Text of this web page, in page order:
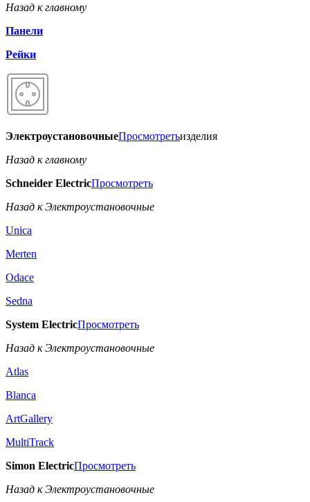
Назад к главному
Панели
Рейки
ЭлектроустановочныеПросмотретьизделия
Назад к главному
Schneider ElectricПросмотреть
Назад к Электроустановочные
Unica
Merten
Odace
Sedna
System ElectricПросмотреть
Назад к Электроустановочные
Atlas
Blanca
ArtGallery
MultiTrack
Simon ElectricПросмотреть
Назад к Электроустановочные